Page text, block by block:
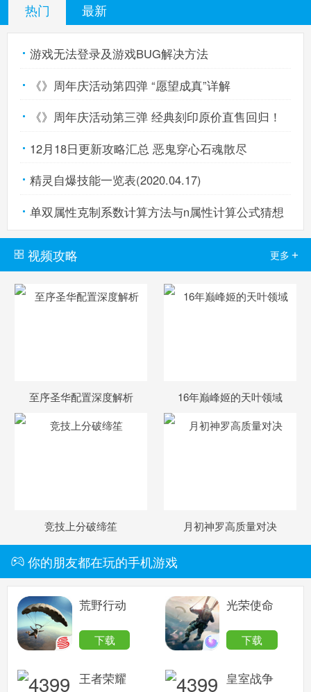
热门 最新
游戏无法登录及游戏BUG解决方法
《》周年庆活动第四弹 “愿望成真”详解
《》周年庆活动第三弹 经典刻印原价直售回归！
12月18日更新攻略汇总 恶鬼穿心石魂散尽
精灵自爆技能一览表(2020.04.17)
单双属性克制系数计算方法与n属性计算公式猜想
视频攻略 更多 +
至序圣华配置深度解析 16年巅峰姬的天叶领域
竞技上分破缔笙 月初神罗高质量对决
你的朋友都在玩的手机游戏
荒野行动
下载
光荣使命
下载
王者荣耀 皇室战争